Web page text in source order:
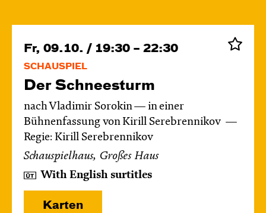
Fr, 09.10. / 19:30 – 22:30
SCHAUSPIEL
Der Schnee­sturm
nach Vladimir Sorokin — in einer
Bühnenfassung von Kirill Serebrennikov
Regie: Kirill Serebrennikov
Schauspielhaus, Großes Haus
With English surtitles
Karten